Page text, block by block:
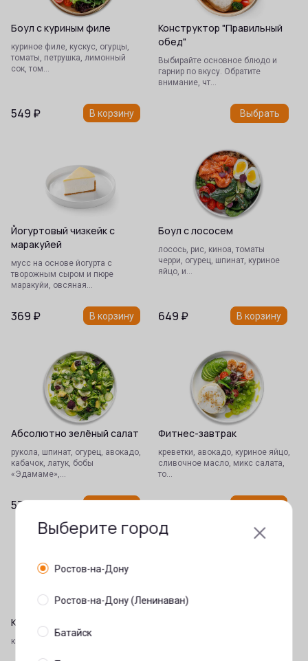
Боул с куриным филе
куриное филе, кускус, огурцы,
томаты, петрушка, лимонный
сок, том…
549 ₽ В корзину
Конструктор "Правильный
обед"
Выбирайте основное блюдо и
гарнир по вкусу. Обратите
внимание, чт…
Выбрать
Йогуртовый чизкейк с
маракуйей
мусс на основе йогурта с
творожным сыром и пюре
маракуйи, овсяная…
369 ₽ В корзину
Боул с лососем
лосось, рис, киноа, томаты
черри, огурец, шпинат, куриное
яйцо, и…
649 ₽ В корзину
Абсолютно зелёный салат
рукола, шпинат, огурец, авокадо,
кабачок, латук, бобы
«Эдамаме»,…
579₽
Фитнес-завтрак
креветки, авокадо, куриное яйцо,
сливочное масло, микс салата,
то…
599₽
Киноа отварная
киноа отварная
Выберите город
Ростов-на-Дону
Ростов-на-Дону (Ленинаван)
Батайск